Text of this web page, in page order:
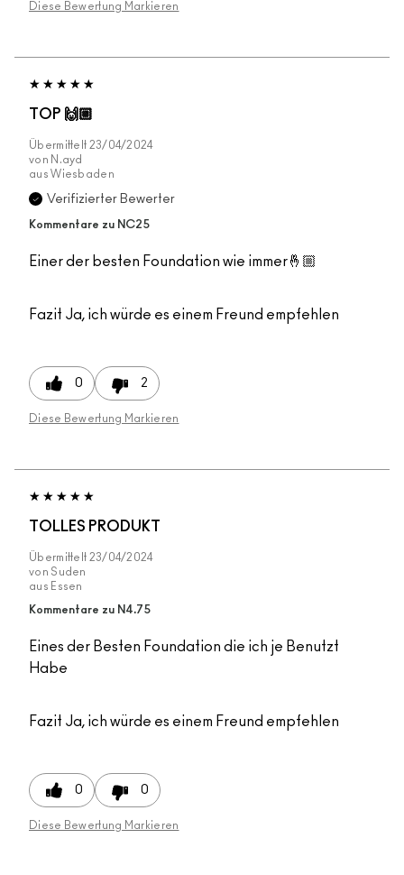
Diese Bewertung Markieren
TOP 🙌🏼
Übermittelt 23/04/2024
von N.ayd
aus Wiesbaden
Verifizierter Bewerter
Kommentare zu NC25
Einer der besten Foundation wie immer🤞🏼
Fazit Ja, ich würde es einem Freund empfehlen
0 2
Diese Bewertung Markieren
TOLLES PRODUKT
Übermittelt 23/04/2024
von Suden
aus Essen
Kommentare zu N4.75
Eines der Besten Foundation die ich je Benutzt
Habe
Fazit Ja, ich würde es einem Freund empfehlen
0 0
Diese Bewertung Markieren